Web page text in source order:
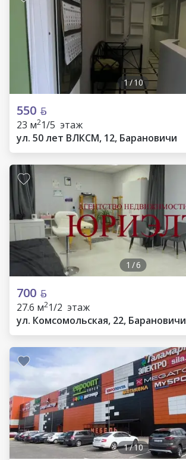
1/10
550
23 м21/5 этаж
ул. 50 лет ВЛКСМ, 12, Барановичи
1 /6
700
27.6 м21/2 этаж
ул. Комсомольская, 22, Барановичи
1/10